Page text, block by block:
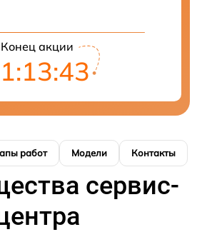
Конец акции
работ Модели Контакты
сервис-